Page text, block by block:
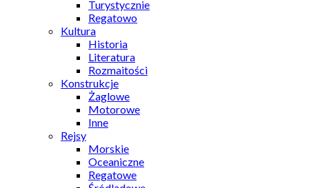
Turystycznie
Regatowo
Kultura
Historia
Literatura
Rozmaitości
Konstrukcje
Żaglowe
Motorowe
Inne
Rejsy
Morskie
Oceaniczne
Regatowe